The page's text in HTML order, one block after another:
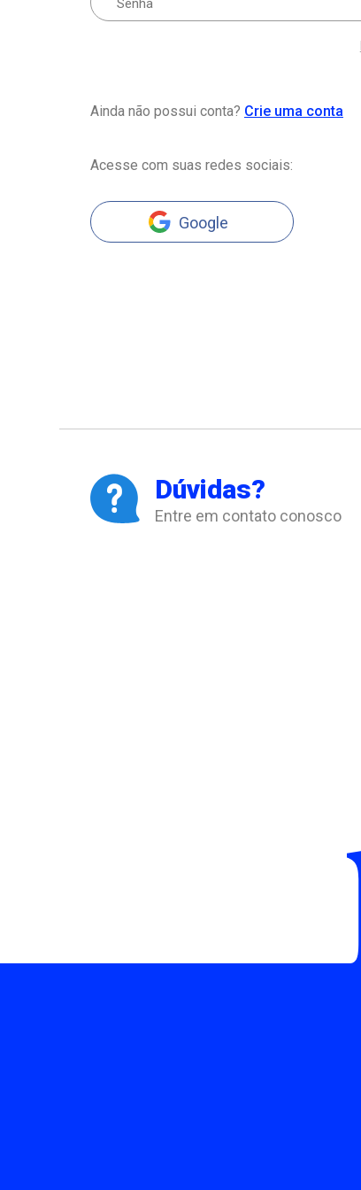
Ainda não possui conta? Crie uma conta
Acesse com suas redes sociais:
Google
Dúvidas?
Entre em contato conosco